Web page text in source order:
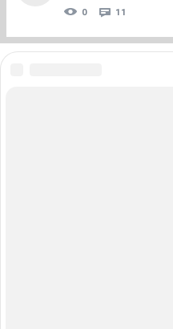
0 11